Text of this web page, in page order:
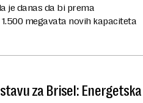
je danas da bi prema
megavata novih kapaciteta
za Brisel: Energetska